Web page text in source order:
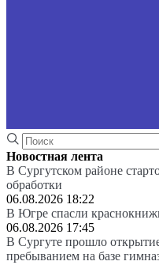
Новостная лента
В Сургутском районе
обработки
06.08.2026 18:22
В Югре спасли
06.08.2026 17:45
В Сургуте прошло
пребыванием на базе